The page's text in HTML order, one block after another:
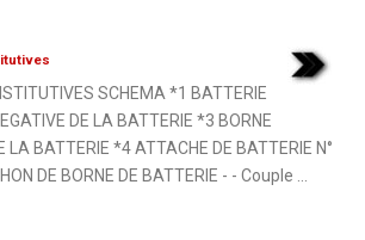
SCHEMA *1 BATTERIE
DE LA BATTERIE *3 BORNE
LA BATTERIE *4 ATTACHE DE BATTERIE N°
DE BORNE DE BATTERIE - - Couple ...